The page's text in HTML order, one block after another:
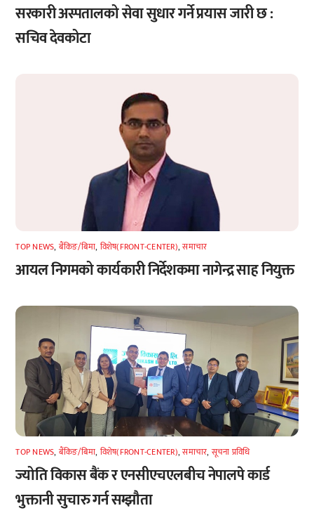
सरकारी अस्पतालको सेवा सुधार गर्ने प्रयास जारी छ :
सचिव देवकोटा
TOP NEWS, बैंकिङ/बिमा, विशेष(FRONT-CENTER),समाचार
आयल निगमको कार्यकारी निर्देशकमा नागेन्द्र साह नियुक्त
TOP NEWS, बैंकिङ/बिमा, विशेष(FRONT-CENTER),समाचार, सूचना प्रविधि
ज्योति विकास बैंक र एनसीएचएलबीच नेपालपे कार्ड
भुक्तानी सुचारु गर्न सम्झौता